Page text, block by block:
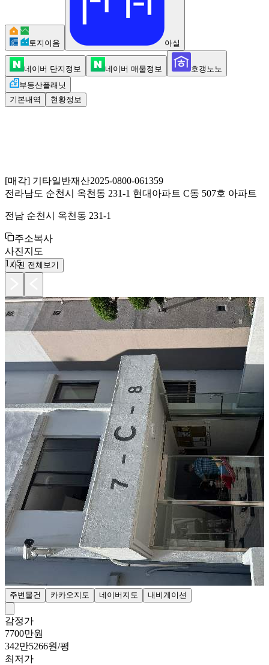
토지이음 아실
네이버 단지정보 네이버 매물정보
호갱노노
부동산플래닛
기본내역
현황정보
[매각] 기타일반재산2025-0800-061359
전라남도 순천시 옥천동 231-1 현대아파트 C동 507호 아파트
전남 순천시 옥천동 231-1
주소복사
사진지도
1 /5
사진 전체보기
주변물건 카카오지도 네이버지도 내비게이션
감정가
7700만원
342만5266원/평
최저가